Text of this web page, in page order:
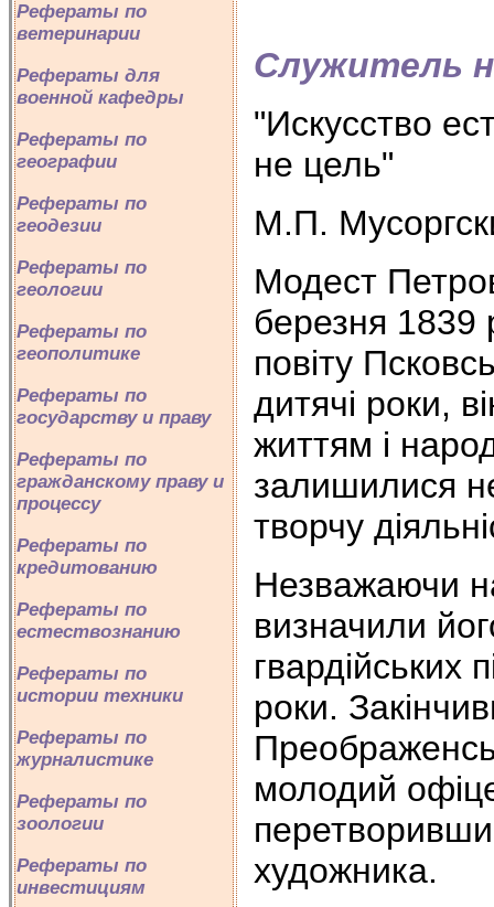
Рефераты по
ветеринарии
Рефераты для
военной кафедры
Рефераты по
географии
Рефераты по
геодезии
Рефераты по
геологии
Рефераты по
геополитике
Рефераты по
государству и праву
Рефераты по
гражданскому праву и
процессу
Рефераты по
кредитованию
Рефераты по
естествознанию
Рефераты по
истории техники
Рефераты по
журналистике
Рефераты по
зоологии
Рефераты по
инвестициям
Служитель
"Искусство
не цель"
М.П.
Модест
березня 1839
повіту
дитячі роки,
життям і
залишилися
творчу
Незважаючи
визначили
гвардійських
роки.
молодий
художника.